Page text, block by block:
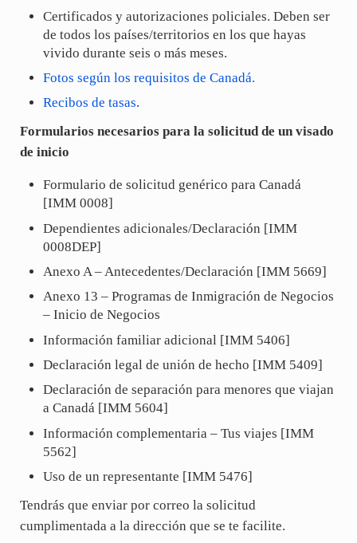
Certificados y autorizaciones policiales. Deben ser
de todos los países/territorios en los que hayas
vivido durante seis o más meses.
Fotos según los requisitos de Canadá.
Recibos de tasas.
Formularios necesarios para la solicitud de un visado
de inicio
Formulario de solicitud genérico para Canadá
[IMM 0008]
Dependientes adicionales/Declaración [IMM
0008DEP]
Anexo A – Antecedentes/Declaración [IMM 5669]
Anexo 13 – Programas de Inmigración de Negocios
– Inicio de Negocios
Información familiar adicional [IMM 5406]
Declaración legal de unión de hecho [IMM 5409]
Declaración de separación para menores que viajan
a Canadá [IMM 5604]
Información complementaria – Tus viajes [IMM
5562]
Uso de un representante [IMM 5476]
Tendrás que enviar por correo la solicitud
cumplimentada a la dirección que se te facilite.